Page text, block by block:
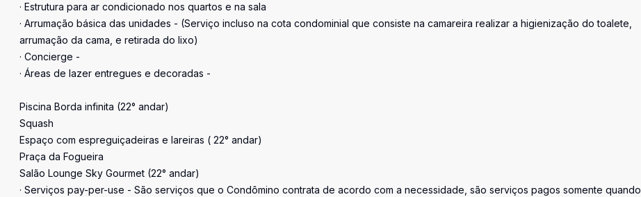
· Estrutura para ar condicionado nos quartos e na sala
· Arrumação básica das unidades - (Serviço incluso na cota condominial que consiste na camareira realizar a higienização do toalete,
arrumação da cama, e retirada do lixo)
· Concierge -
· Áreas de lazer entregues e decoradas -
Piscina Borda infinita (22° andar)
Squash
Espaço com espreguiçadeiras e lareiras ( 22° andar)
Praça da Fogueira
Salão Lounge Sky Gourmet (22° andar)
· Serviços pay-per-use - São serviços que o Condômino contrata de acordo com a necessidade, são serviços pagos somente quando